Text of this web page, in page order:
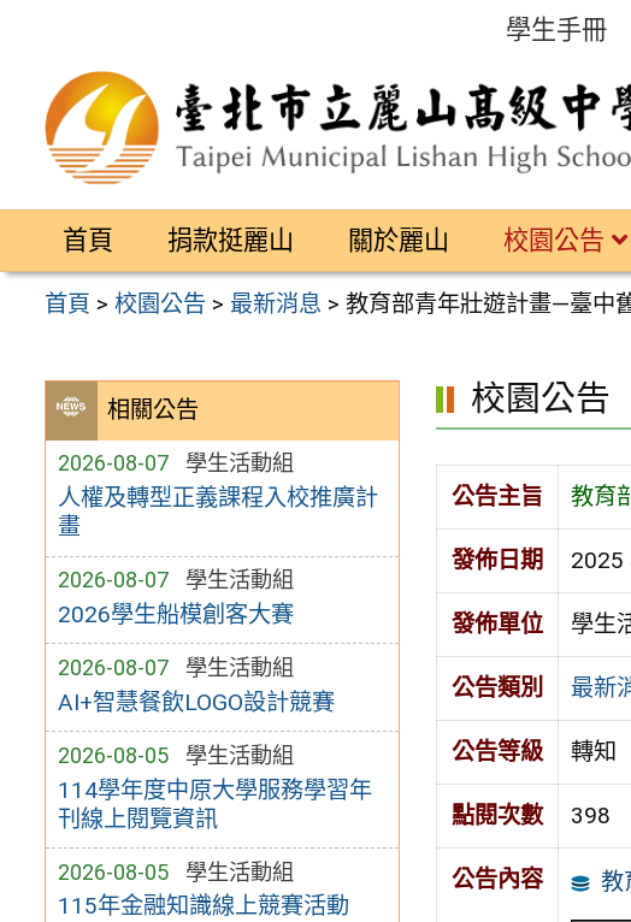
區
學生手冊
首頁 捐款挺麗山 關於麗山 校園公告
首頁 >校園公告 > 最新消息 >教育部青年壯遊計畫—臺中
相關公告
2026-08-07 學生活動組
人權及轉型正義課程入校推廣計
畫
2026-08-07 學生活動組
2026學生船模創客大賽
2026-08-07 學生活動組
AI+智慧餐飲LOGO設計競賽
2026-08-05 學生活動組
114學年度中原大學服務學習年
刊線上閱覽資訊
2026-08-05 學生活動組
115年金融知識線上競賽活動
校園公告
公告主旨 教育
發佈日期 2025
發佈單位 學生
公告類別 最新
公告等級 轉知
點閱次數 398
公告內容 教